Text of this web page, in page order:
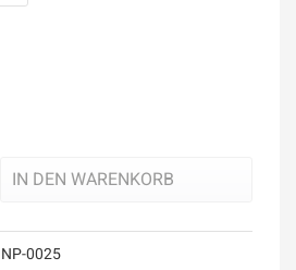
IN DEN WARENKORB
NP-0025